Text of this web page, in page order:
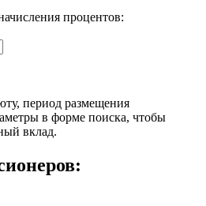
процентов:
период размещения
в форме поиска, чтобы
вклад.